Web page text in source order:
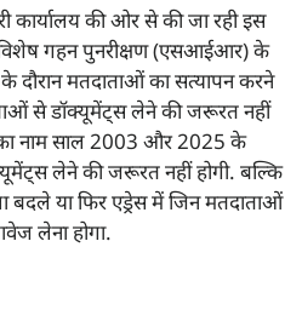
कार्यालय की ओर से की जा रही इस
गहन पुनरीक्षण (एसआईआर) के
दौरान मतदाताओं का सत्यापन करने
से डॉक्यूमेंट्स लेने की जरूरत नहीं
नाम साल 2003 और 2025 के
लेने की जरूरत नहीं होगी. बल्कि
या फिर एड्रेस में जिन मतदाताओं
लेना होगा.